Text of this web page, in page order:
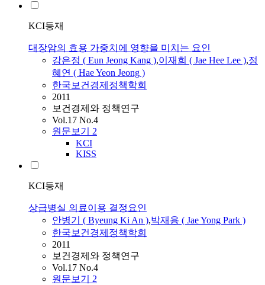
KCI등재
대장암의 효용 가중치에 영향을 미치는 요인
강은정 ( Eun Jeong Kang ),이재희 ( Jae Hee Lee ),정
혜연 ( Hae Yeon Jeong )
한국보건경제정책학회
2011
보건경제와 정책연구
Vol.17 No.4
원문보기 2
KCI
KISS
KCI등재
상급병실 의료이용 결정요인
안병기 ( Byeung Ki An ),박재용 ( Jae Yong Park )
한국보건경제정책학회
2011
보건경제와 정책연구
Vol.17 No.4
원문보기 2